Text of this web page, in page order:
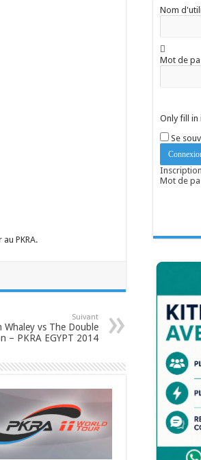
PKRA.
Suivant
Whaley vs The Double
– PKRA EGYPT 2014
Nom
Mot de
Only fill in
Se
Inscription
Mot de